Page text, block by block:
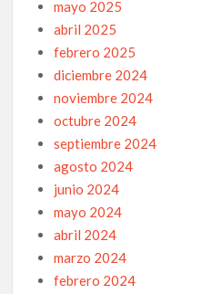
mayo 2025
abril 2025
febrero 2025
diciembre 2024
noviembre 2024
octubre 2024
septiembre 2024
agosto 2024
junio 2024
mayo 2024
abril 2024
marzo 2024
febrero 2024